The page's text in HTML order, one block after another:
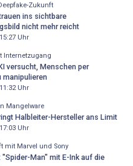
Zukunft
ins sichtbare
nicht mehr reicht
Uhr
Internetzugang
versucht, Menschen per
manipulieren
Uhr
Mangelware
Halbleiter-Hersteller ans Limit
Uhr
mit Marvel und Sony
"Spider-Man" mit E-Ink auf die